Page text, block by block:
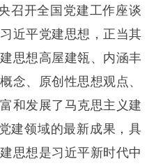
召开全国党建工作座谈
近平党建思想，正当其
思想高屋建瓴、内涵丰
念、原创性思想观点、
和发展了马克思主义建
建领域的最新成果，具
思想是习近平新时代中